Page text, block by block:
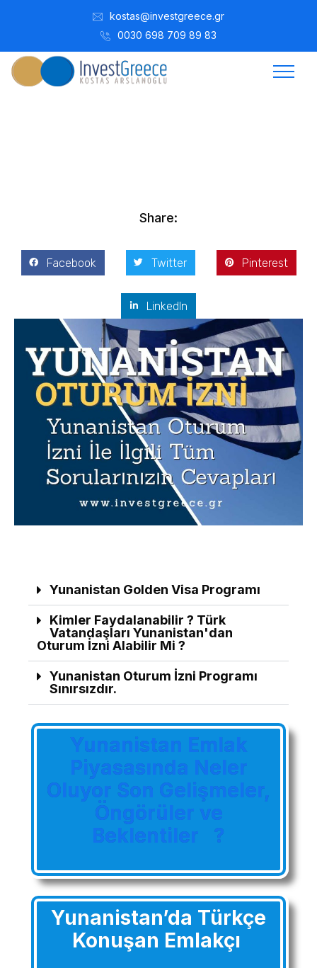
kostas@investgreece.gr
0030 698 709 89 83
Share:
Facebook Twitter Pinterest
LinkedIn
Yunanistan Golden Visa Programı
Kimler Faydalanabilir ? Türk
Vatandaşları Yunanistan'dan
Oturum İzni Alabilir Mi ?
Yunanistan Oturum İzni Programı
Sınırsızdır.
Yunanistan Emlak
Piyasasında Neler
Oluyor Son Gelişmeler,
Öngörüler ve
Beklentiler ?
Yunanistan’da Türkçe
Konuşan Emlakçı